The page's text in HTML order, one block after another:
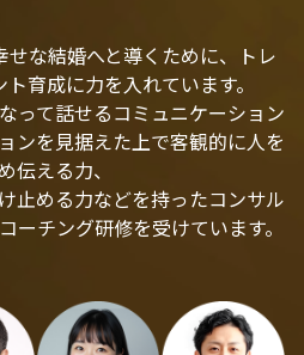
な結婚へと導くために、トレ
育成に力を入れています。
って話せるコミュニケーション
ンを見据えた上で客観的に人を
伝える力、
止める力などを持ったコンサル
ーチング研修を受けています。